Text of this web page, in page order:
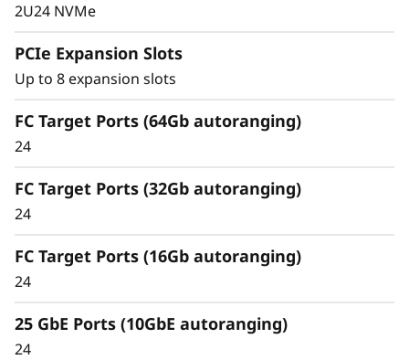
Gestión de datos
exhaustiva
La arquitectura unificada gestiona sin fisuras
cargas de trabajo de bloques, archivos y
una misma interfaz de gestión para ofrecer
una experiencia de usuario eficiente y
2U24 NVMe
PCIe Expansion Slots
Up to 8 expansion slots
FC Target Ports (64Gb autoranging)
24
FC Target Ports (32Gb autoranging)
24
FC Target Ports (16Gb autoranging)
24
25 GbE Ports (10GbE autoranging)
24